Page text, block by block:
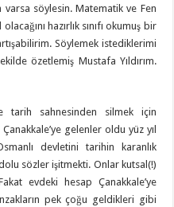
varsa söylesin. Matematik ve Fen
hazırlık sınıfı okumuş bir
Söylemek istediklerimi
özetlemiş Mustafa Yıldırım.
sahnesinden silmek için
gelenler oldu yüz yıl
devletini tarihin karanlık
sözler işitmekti. Onlar kutsal(!)
evdeki hesap Çanakkale’ye
pek çoğu geldikleri gibi